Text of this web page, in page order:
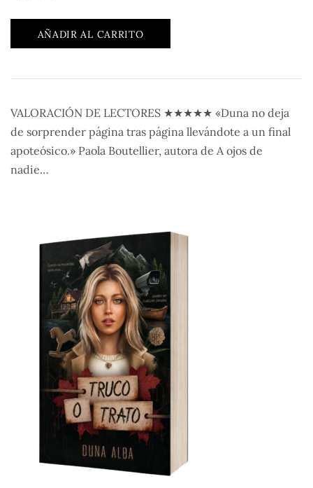
AÑADIR AL CARRITO
VALORACIÓN DE LECTORES ★★★★★ «Duna no deja
de sorprender página tras página llevándote a un final
apoteósico.» Paola Boutellier, autora de A ojos de
nadie…